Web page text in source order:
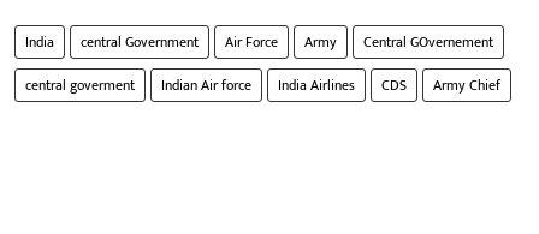
India central Government Air Force Army
Central GOvernement
central goverment
Indian Air force India Airlines CDS Army Chief